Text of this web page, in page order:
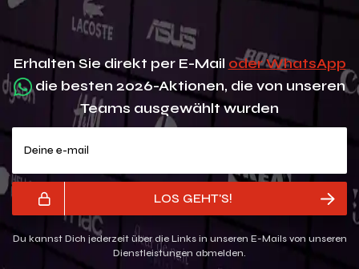
Erhalten Sie direkt per E-Mail oder WhatsApp
die besten 2026-Aktionen, die von unseren
Teams ausgewählt wurden
LOS GEHT'S!
Du kannst Dich jederzeit über die Links in unseren E-Mails von unseren
Dienstleistungen abmelden.